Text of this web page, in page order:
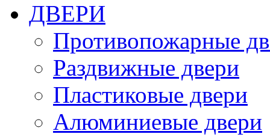
ДВЕРИ
Противопожарные
Раздвижные двери
Пластиковые двери
Алюминиевые двери